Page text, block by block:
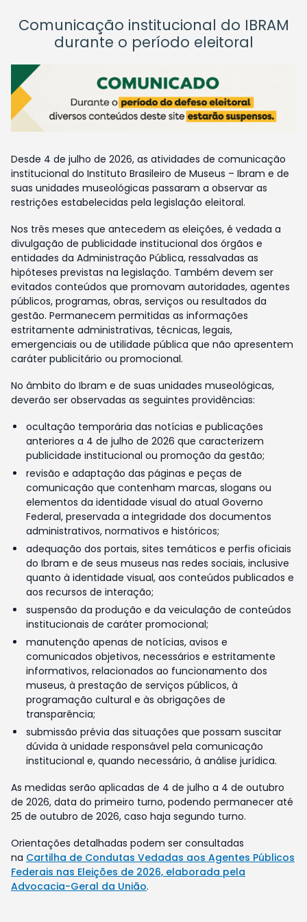
Comunicação institucional do IBRAM
durante o período eleitoral
Desde 4 de julho de 2026, as atividades de comunicação
institucional do Instituto Brasileiro de Museus – Ibram e de
suas unidades museológicas passaram a observar as
restrições estabelecidas pela legislação eleitoral.
Nos três meses que antecedem as eleições, é vedada a
divulgação de publicidade institucional dos órgãos e
entidades da Administração Pública, ressalvadas as
hipóteses previstas na legislação. Também devem ser
evitados conteúdos que promovam autoridades, agentes
públicos, programas, obras, serviços ou resultados da
gestão. Permanecem permitidas as informações
estritamente administrativas, técnicas, legais,
emergenciais ou de utilidade pública que não apresentem
caráter publicitário ou promocional.
No âmbito do Ibram e de suas unidades museológicas,
deverão ser observadas as seguintes providências:
ocultação temporária das notícias e publicações
anteriores a 4 de julho de 2026 que caracterizem
publicidade institucional ou promoção da gestão;
revisão e adaptação das páginas e peças de
comunicação que contenham marcas, slogans ou
elementos da identidade visual do atual Governo
Federal, preservada a integridade dos documentos
administrativos, normativos e históricos;
adequação dos portais, sites temáticos e perfis oficiais
do Ibram e de seus museus nas redes sociais, inclusive
quanto à identidade visual, aos conteúdos publicados e
aos recursos de interação;
suspensão da produção e da veiculação de conteúdos
institucionais de caráter promocional;
manutenção apenas de notícias, avisos e
comunicados objetivos, necessários e estritamente
informativos, relacionados ao funcionamento dos
museus, à prestação de serviços públicos, à
programação cultural e às obrigações de
transparência;
submissão prévia das situações que possam suscitar
dúvida à unidade responsável pela comunicação
institucional e, quando necessário, à análise jurídica.
As medidas serão aplicadas de 4 de julho a 4 de outubro
de 2026, data do primeiro turno, podendo permanecer até
25 de outubro de 2026, caso haja segundo turno.
Orientações detalhadas podem ser consultadas
na Cartilha de Condutas Vedadas aos Agentes Públicos
Federais nas Eleições de 2026, elaborada pela
Advocacia-Geral da União.